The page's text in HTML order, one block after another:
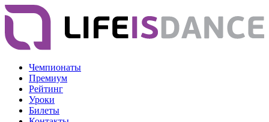
Чемпионаты
Премиум
Рейтинг
Уроки
Билеты